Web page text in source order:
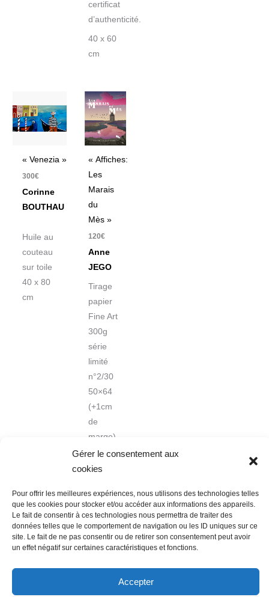
Gérer le consentement aux
cookies
Pour offrir les meilleures expériences, nous utilisons des technologies telles
que les cookies pour stocker et/ou accéder aux informations des appareils.
Le fait de consentir à ces technologies nous permettra de traiter des
données telles que le comportement de navigation ou les ID uniques sur ce
site. Le fait de ne pas consentir ou de retirer son consentement peut avoir
un effet négatif sur certaines caractéristiques et fonctions.
Accepter
certificat
d’authenticité.
40 x 60
cm
« Venezia »
300€
Corinne
BOUTHAU
Huile au
couteau
sur toile
40 x 80
cm
« Affiches:
Les
Marais
du
Mès »
120€
Anne
JEGO
Tirage
papier
Fine Art
300g
série
limité
n°2/30
50×64
(+1cm
de
marge)
Nous contacter
Conditions Générales de Ventes
Politique de confidentialité
Mentions légales